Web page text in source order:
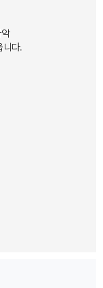
니다.